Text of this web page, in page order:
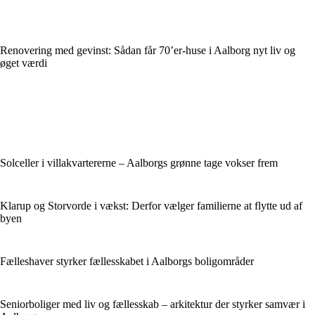
Renovering med gevinst: Sådan får 70’er-huse i Aalborg nyt liv og
øget værdi
Solceller i villakvartererne – Aalborgs grønne tage vokser frem
Klarup og Storvorde i vækst: Derfor vælger familierne at flytte ud af
byen
Fælleshaver styrker fællesskabet i Aalborgs boligområder
Seniorboliger med liv og fællesskab – arkitektur der styrker samvær i